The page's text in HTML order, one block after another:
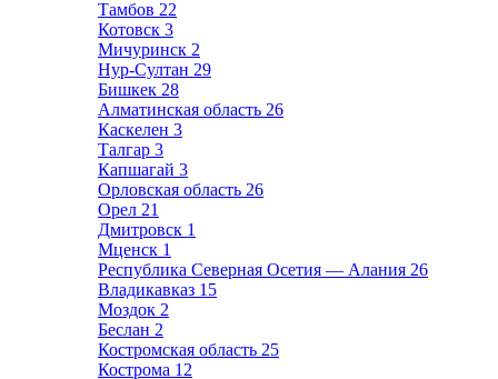
Тамбов 22
Котовск 3
Мичуринск 2
Нур-Султан 29
Бишкек 28
Алматинская область 26
Каскелен 3
Талгар 3
Капшагай 3
Орловская область 26
Орел 21
Дмитровск 1
Мценск 1
Республика Северная Осетия — Алания 26
Владикавказ 15
Моздок 2
Беслан 2
Костромская область 25
Кострома 12